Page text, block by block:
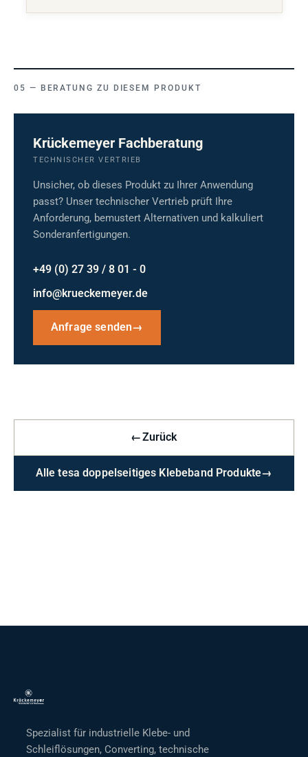
BERATUNG ZU DIESEM PRODUKT
Krückemeyer Fachberatung
TECHNISCHER VERTRIEB
Unsicher, ob dieses Produkt zu Ihrer Anwendung
passt? Unser technischer Vertrieb prüft Ihre
Anforderung, bemustert Alternativen und kalkuliert
Sonderanfertigungen.
+49 (0) 27 39 / 8 01 - 0
info@krueckemeyer.de
Anfrage senden→
←Zurück
Alle tesa doppelseitiges Klebeband Produkte→
Spezialist für industrielle Klebe- und
Schleiflösungen, Converting, technische